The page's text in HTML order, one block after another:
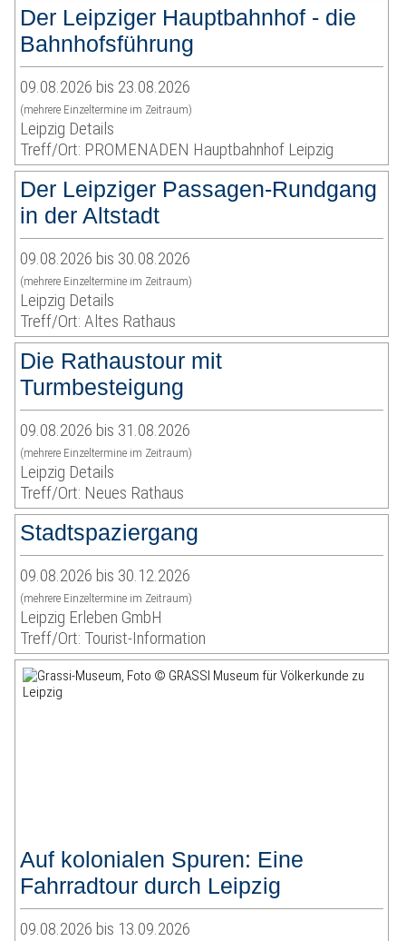
Der Leipziger Hauptbahnhof - die
Bahnhofsführung
09.08.2026 bis 23.08.2026
(mehrere Einzeltermine im Zeitraum)
Leipzig Details
Treff/Ort: PROMENADEN Hauptbahnhof Leipzig
Der Leipziger Passagen-Rundgang
in der Altstadt
09.08.2026 bis 30.08.2026
(mehrere Einzeltermine im Zeitraum)
Leipzig Details
Treff/Ort: Altes Rathaus
Die Rathaustour mit
Turmbesteigung
09.08.2026 bis 31.08.2026
(mehrere Einzeltermine im Zeitraum)
Leipzig Details
Treff/Ort: Neues Rathaus
Stadtspaziergang
09.08.2026 bis 30.12.2026
(mehrere Einzeltermine im Zeitraum)
Leipzig Erleben GmbH
Treff/Ort: Tourist-Information
Auf kolonialen Spuren: Eine
Fahrradtour durch Leipzig
09.08.2026 bis 13.09.2026